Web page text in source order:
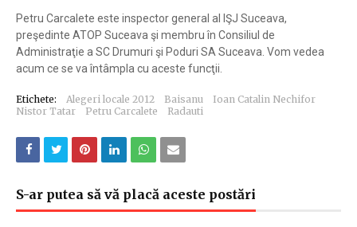
Petru Carcalete este inspector general al IŞJ Suceava,
preşedinte ATOP Suceava şi membru în Consiliul de
Administraţie a SC Drumuri şi Poduri SA Suceava. Vom vedea
acum ce se va întâmpla cu aceste funcţii.
Etichete: Alegeri locale 2012 Baisanu
Ioan Catalin Nechifor
Nistor Tatar
Petru Carcalete Radauti
S-ar putea să vă placă aceste postări